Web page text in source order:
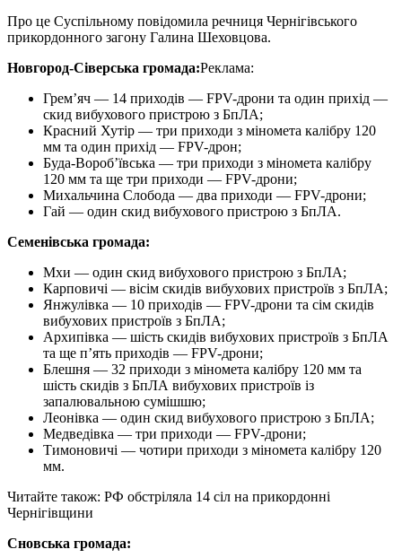
Про це Суспільному повідомила речниця Чернігівського
прикордонного загону Галина Шеховцова.
Новгород-Сіверська громада:Реклама:
Грем’яч — 14 приходів — FPV-дрони та один прихід —
скид вибухового пристрою з БпЛА;
Красний Хутір — три приходи з міномета калібру 120
мм та один прихід — FPV-дрон;
Буда-Вороб’ївська — три приходи з міномета калібру
120 мм та ще три приходи — FPV-дрони;
Михальчина Слобода — два приходи — FPV-дрони;
Гай — один скид вибухового пристрою з БпЛА.
Семенівська громада:
Мхи — один скид вибухового пристрою з БпЛА;
Карповичі — вісім скидів вибухових пристроїв з БпЛА;
Янжулівка — 10 приходів — FPV-дрони та сім скидів
вибухових пристроїв з БпЛА;
Архипівка — шість скидів вибухових пристроїв з БпЛА
та ще п’ять приходів — FPV-дрони;
Блешня — 32 приходи з міномета калібру 120 мм та
шість скидів з БпЛА вибухових пристроїв із
запалювальною сумішшю;
Леонівка — один скид вибухового пристрою з БпЛА;
Медведівка — три приходи — FPV-дрони;
Тимоновичі — чотири приходи з міномета калібру 120
мм.
Читайте також: РФ обстріляла 14 сіл на прикордонні
Чернігівщини
Сновська громада: